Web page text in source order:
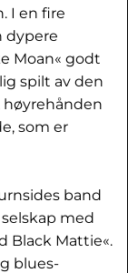
I en fire
dypere
Moan« godt
spilt av den
som er
band
med
Black Mattie«.
blues-